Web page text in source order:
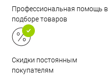
Профессиональная помощь в
подборе товаров
Скидки постоянным
покупателям